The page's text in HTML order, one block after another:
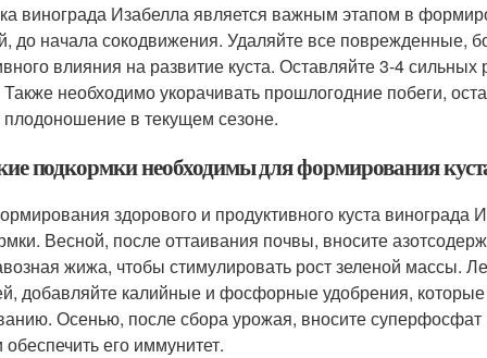
винограда Изабелла является важным этапом в
до начала сокодвижения. Удаляйте все поврежденные,
влияния на развитие куста. Оставляйте 3-4
Также необходимо укорачивать прошлогодние побеги,
плодоношение в текущем сезоне.
подкормки необходимы для формирования
здорового и продуктивного куста винограда
Весной, после оттаивания почвы, вносите
жижа, чтобы стимулировать рост зеленой массы.
добавляйте калийные и фосфорные удобрения,
Осенью, после сбора урожая, вносите суперфосфат
обеспечить его иммунитет.